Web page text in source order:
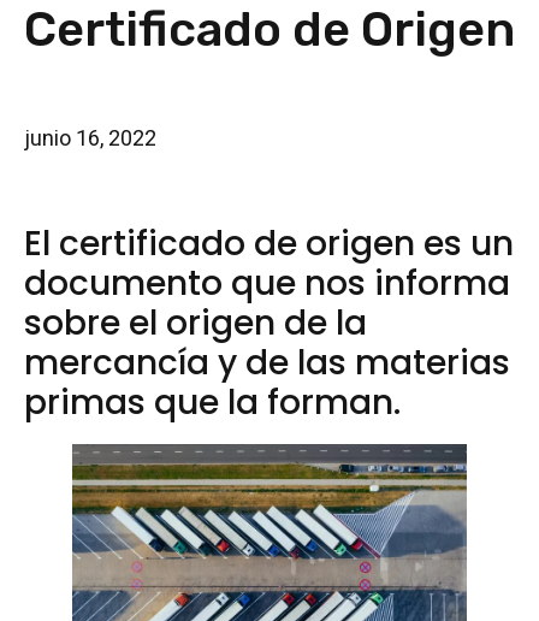
Certificado de Origen
junio 16, 2022
El certificado de origen es un
documento que nos informa
sobre el origen de la
mercancía y de las materias
primas que la forman.